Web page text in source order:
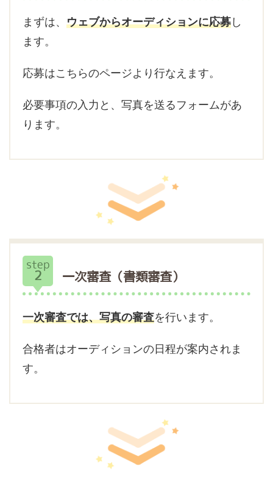
まずは、 ウェブからオーディションに応募し
ます。
応募はこちらのページより行なえます。
必要事項の入力と、写真を送るフォームがあ
ります。
step
2 一次審査（書類審査）
一次審査では、写真の審査を行います。
合格者はオーディションの日程が案内されま
す。